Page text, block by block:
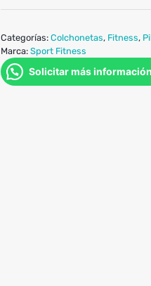
Categorías: Colchonetas, Fitness,
Marca: Sport Fitness
Solicitar más información